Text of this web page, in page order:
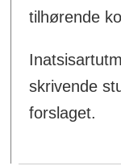
tilhørende
skrivende
forslaget.